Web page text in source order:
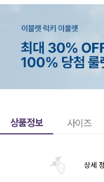
상품정보 사이즈
상세